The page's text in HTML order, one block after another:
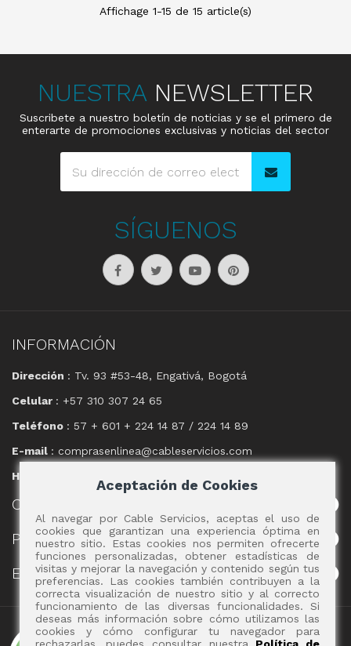
Affichage 1-15 de 15 article(s)
NUESTRA NEWSLETTER
Suscribete a nuestro boletín de noticias y se el primero de
enterarte de promociones exclusivas y noticias del sector
SÍGUENOS
INFORMACIÓN
Dirección : Tv. 93 #53-48, Engativá, Bogotá
Celular : +57 310 307 24 65
Teléfono : 57 + 601 + 224 14 87 / 224 14 89
E-mail : comprasenlinea@cableservicios.com
Horario
CABLE
POLÍTICAS
EVENTOS
Aceptación de Cookies
Al navegar por Cable Servicios, aceptas el uso de
cookies que garantizan una experiencia óptima en
nuestro sitio. Estas cookies nos permiten ofrecerte
funciones personalizadas, obtener estadísticas de
visitas y mejorar la navegación y contenido según tus
preferencias. Las cookies también contribuyen a la
correcta visualización de nuestro sitio y al correcto
funcionamiento de las diversas funcionalidades. Si
deseas más información sobre cómo utilizamos las
cookies y cómo configurar tu navegador para
Copyright 2017 - Cable Servicios S.A.